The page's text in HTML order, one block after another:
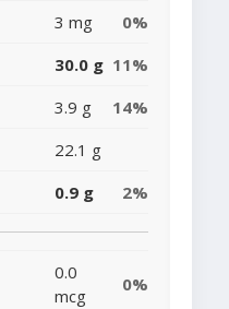
3 mg
0%
30.0 g 11%
3.9 g
14%
22.1 g
0.9 g 2%
0.0
mcg
0%